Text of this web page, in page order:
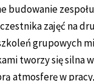
budowanie
zajęć na
grupowych
tworzy się silna
atmosferę w